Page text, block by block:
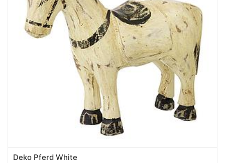
Deko Pferd White